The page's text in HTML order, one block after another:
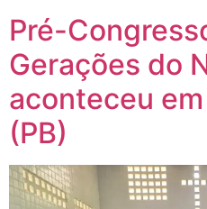
Pré-
Gerações do
aconteceu
(PB)